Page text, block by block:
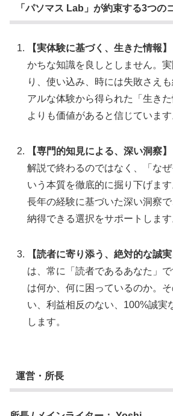
「パソマス Lab」が約束する3つの
【実体験に基づく、生きた情報】
かちな知識を良しとしません。
り、使い込み、時には失敗さえ
アルな体験から得られた「生き
よりも価値があると信じています
【専門的知見による、深い洞察】
解説で終わるのではなく、「な
いう本質を徹底的に掘り下げま
長年の経験に基づいた深い洞察
納得できる選択をサポートします
【読者に寄り添う、絶対的な誠実
は、常に「読者であるあなた」
は何か、何に困っているのか。
い、利益相反のない、100%誠実
します。
運営・所長